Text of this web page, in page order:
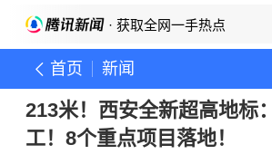
· 获取全网一手热点
首页 新闻
213米！西安全新超高地标
工！8个重点项目落地！